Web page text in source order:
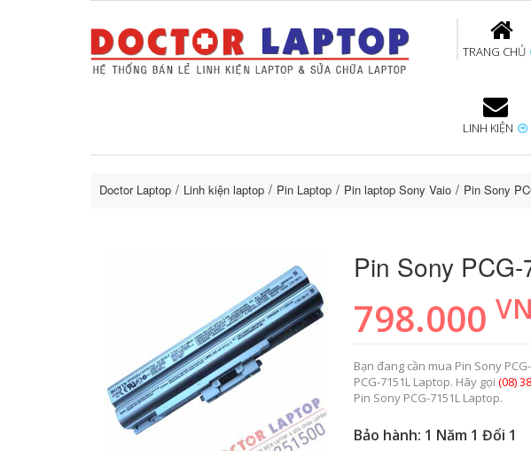
TRANG CHỦ
Sửa Laptop uy tín Thay bàn phím
Sửa Macbook uy tínThay pin
LINH KIỆN
Doctor Laptop Linh kiện laptop Pin Laptop Pin laptop Sony Vaio Pin Sony
Pin Sony
798.000
Bạn đang cần mua Pin Sony
PCG-7151L Laptop. Hãy gọi(08)
Pin Sony PCG-7151L Laptop.
Bảo hành: 1 Năm 1 Đổi 1